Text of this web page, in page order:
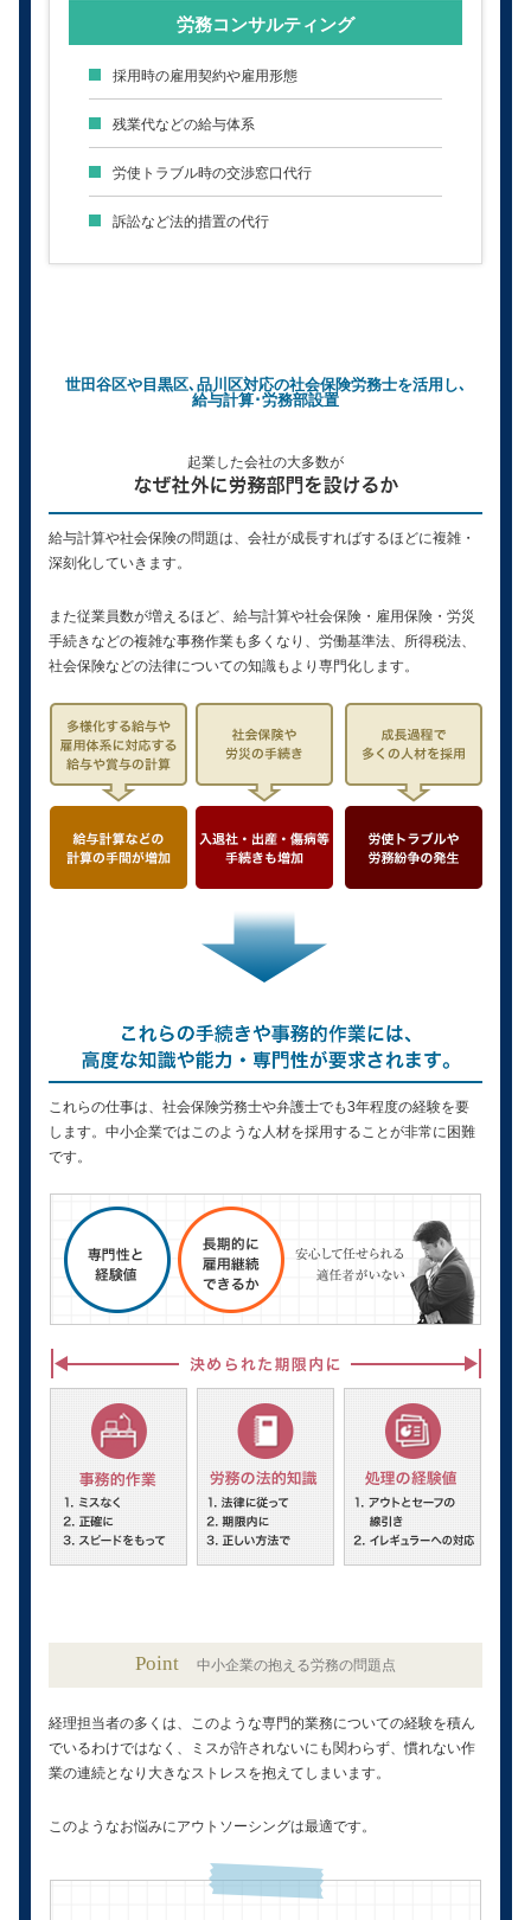
労務コンサルティング
採用時の雇用契約や雇用形態
残業代などの給与体系
労使トラブル時の交渉窓口代行
訴訟など法的措置の代行
世田谷区や目黒区､品川区対応の社会保険労務士を活用し､
給与計算･労務部設置
起業した会社の大多数が
給与計算や社会保険の問題は、会社が成長すればするほどに複雑・
深刻化していきます。
また従業員数が増えるほど、給与計算や社会保険・雇用保険・労災
手続きなどの複雑な事務作業も多くなり、労働基準法、所得税法、
社会保険などの法律についての知識もより専門化します。
これらの仕事は、社会保険労務士や弁護士でも3年程度の経験を要
します。中小企業ではこのような人材を採用することが非常に困難
です。
Point 中小企業の抱える労務の問題点
経理担当者の多くは、このような専門的業務についての経験を積ん
でいるわけではなく、ミスが許されないにも関わらず、慣れない作
業の連続となり大きなストレスを抱えてしまいます。
このようなお悩みにアウトソーシングは最適です。